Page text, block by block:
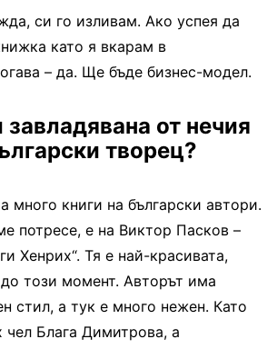
си го изливам. Ако успея да
като я вкарам в
– да. Ще бъде бизнес-модел.
от нечия
творец?
много книги на български автори.
потресе, е на Виктор Пасков –
Хенрих“. Тя е най-красивата,
този момент. Авторът има
стил, а тук е много нежен. Като
чел Блага Димитрова, а